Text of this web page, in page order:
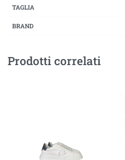
TAGLIA
BRAND
Prodotti correlati